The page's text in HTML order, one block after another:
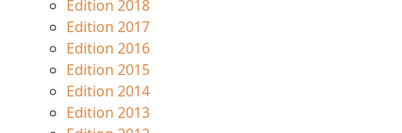
Edition 2018
Edition 2017
Edition 2016
Edition 2015
Edition 2014
Edition 2013